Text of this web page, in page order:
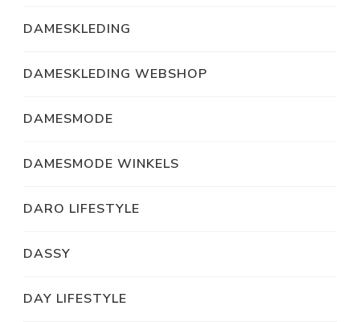
DAMESKLEDING
DAMESKLEDING WEBSHOP
DAMESMODE
DAMESMODE WINKELS
DARO LIFESTYLE
DASSY
DAY LIFESTYLE